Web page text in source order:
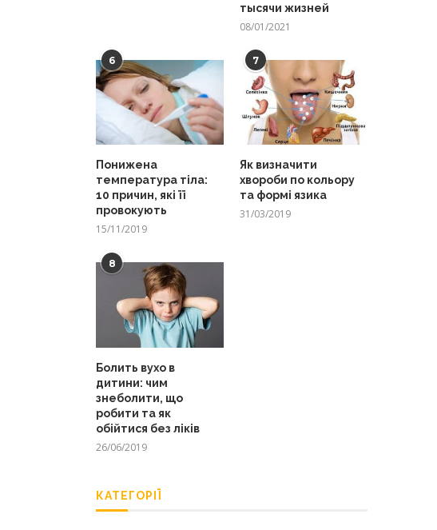
тысячи жизней
08/01/2021
6
Понижена
температура тіла:
10 причин, які її
провокують
15/11/2019
7
Як визначити
хвороби по кольору
та формі язика
31/03/2019
8
Болить вухо в
дитини: чим
знеболити, що
робити та як
обійтися без ліків
26/06/2019
КАТЕГОРІЇ